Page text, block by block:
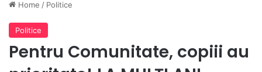
Home / Politice
Politice
Pentru Comunitate, copiii au